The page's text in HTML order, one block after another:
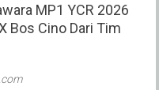
MP1 YCR 2026
Bos Cino Dari Tim